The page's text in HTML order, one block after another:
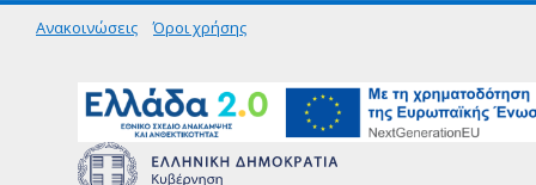
Ανακοινώσεις Όροι χρήσης